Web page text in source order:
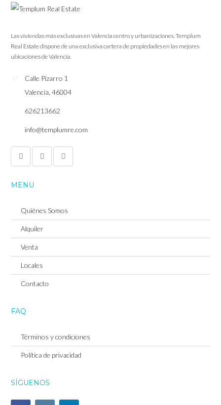
Las viviendas más exclusivas en Valencia centro y urbanizaciones. Templum
Real Estate dispone de una exclusiva cartera de propiedades en las mejores
ubicaciones de Valencia.
Calle Pizarro 1
Valencia, 46004
626213662
info@templumre.com
MENU
Quiénes Somos
Alquiler
Venta
Locales
Contacto
FAQ
Términos y condiciones
Política de privacidad
SÍGUENOS